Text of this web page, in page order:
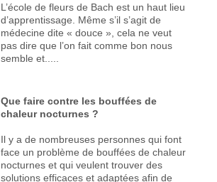
L’école de fleurs de Bach est un haut lieu
d’apprentissage. Même s’il s’agit de
médecine dite « douce », cela ne veut
pas dire que l’on fait comme bon nous
semble et.....
Que faire contre les bouffées de
chaleur nocturnes ?
Il y a de nombreuses personnes qui font
face un problème de bouffées de chaleur
nocturnes et qui veulent trouver des
solutions efficaces et adaptées afin de